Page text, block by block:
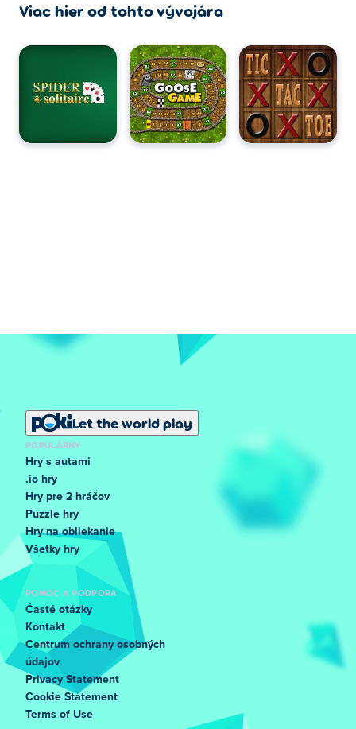
Viac hier od tohto vývojára
Let the world play
POPULÁRNY
Hry s autami
.io hry
Hry pre 2 hráčov
Puzzle hry
Hry na obliekanie
Všetky hry
POMOC A PODPORA
Časté otázky
Kontakt
Centrum ochrany osobných
údajov
Privacy Statement
Cookie Statement
Terms of Use